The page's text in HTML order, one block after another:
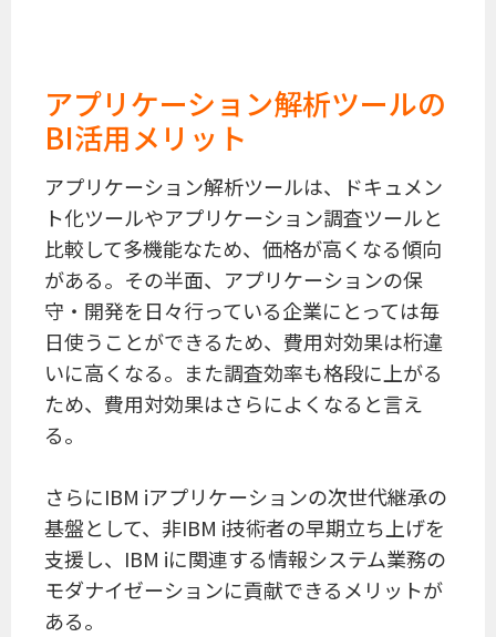
アプリケーション解析ツールの
BI活用メリット
アプリケーション解析ツールは、ドキュメン
ト化ツールやアプリケーション調査ツールと
比較して多機能なため、価格が高くなる傾向
がある。その半面、アプリケーションの保
守・開発を日々行っている企業にとっては毎
日使うことができるため、費用対効果は桁違
いに高くなる。また調査効率も格段に上がる
ため、費用対効果はさらによくなると言え
る。
さらにIBM iアプリケーションの次世代継承の
基盤として、非IBM i技術者の早期立ち上げを
支援し、IBM iに関連する情報システム業務の
モダナイゼーションに貢献できるメリットが
ある。